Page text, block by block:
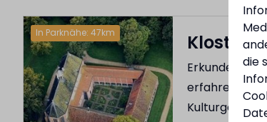
In Parknähe: 47km Kloster
Erkunden
erfahren Sie
die